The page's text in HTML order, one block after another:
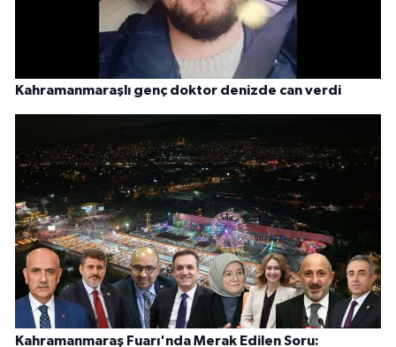
Kahramanmaraşlı genç doktor denizde can verdi
Kahramanmaraş Fuarı'nda Merak Edilen Soru: